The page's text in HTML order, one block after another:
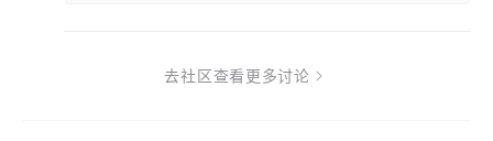
去社区查看更多讨论